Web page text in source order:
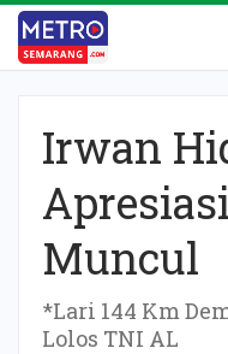
Irwan
Muncul
*Lari 144 Km
Lolos TNI AL